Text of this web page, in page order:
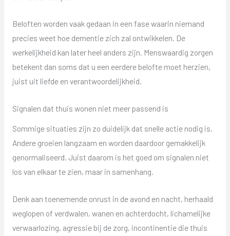
Beloften worden vaak gedaan in een fase waarin niemand
precies weet hoe dementie zich zal ontwikkelen. De
werkelijkheid kan later heel anders zijn. Menswaardig zorgen
betekent dan soms dat u een eerdere belofte moet herzien,
juist uit liefde en verantwoordelijkheid.
Signalen dat thuis wonen niet meer passend is
Sommige situaties zijn zo duidelijk dat snelle actie nodig is.
Andere groeien langzaam en worden daardoor gemakkelijk
genormaliseerd. Juist daarom is het goed om signalen niet
los van elkaar te zien, maar in samenhang.
Denk aan toenemende onrust in de avond en nacht, herhaald
weglopen of verdwalen, wanen en achterdocht, lichamelijke
verwaarlozing, agressie bij de zorg, incontinentie die thuis